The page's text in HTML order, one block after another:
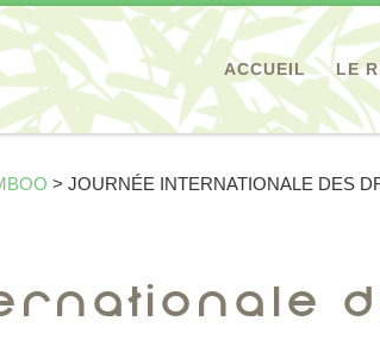
ACCUEIL LE
> JOURNÉE INTERNATIONALE DES